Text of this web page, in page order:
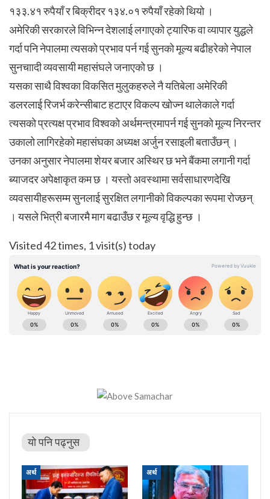
१३३.४१ रुपैयाँ र बिक्रीदर १३४.०१ रुपैयाँ रहेको थियो ।
अमेरिकी सरकारले विभिन्न देशलाई लगाएको ट्यारिफ वा व्यापार युद्धले
गर्दा पनि नेपालमा त्यसको प्रभाव पर्न गई सुनको मूल्य बढीहरेको नेपाल
सुनचाादी व्यवसायी महासंघले जनाएको छ ।
यसका साथै विश्वका विकसित मुलुकहरुले नै यतिबेला अमेरिकी
डलरलाई रिजर्भ करेन्सीबाट हटाएर विकल्प खोज्न थालेकाले गर्दा
त्यसको प्रत्यक्ष प्रभाव विश्वको अर्थमन्त्रमापर्न गई सुनको मूल्य निरन्तर
उकालो लागिरहेको महासंघका अध्यक्ष अर्जुन रसाइली बताउँछन् ।
उनका अनुसार नेपालमा शेयर बजार अस्थिर छ भने बैंकमा लगानी गर्दा
ब्याजदर अपेक्षाकृत कम छ । यस्तो अवस्थामा सर्वसाधारणदेखि
व्यवसायीहरूसम्म सुनलाई सुरक्षित लगानीको विकल्पका रूपमा रोज्छन्
। यसले भित्री बजारमै माग बढाउँछ र मूल्य वृद्धि हुन्छ ।
Visited 42 times, 1 visit(s) today
यो पनि पढ्नुस
अर्थ अर्थ